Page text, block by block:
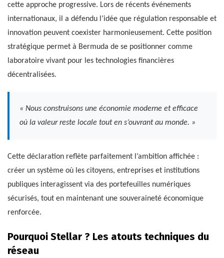
cette approche progressive. Lors de récents événements
internationaux, il a défendu l’idée que régulation responsable et
innovation peuvent coexister harmonieusement. Cette position
stratégique permet à Bermuda de se positionner comme
laboratoire vivant pour les technologies financières
décentralisées.
« Nous construisons une économie moderne et efficace
où la valeur reste locale tout en s’ouvrant au monde. »
Cette déclaration reflète parfaitement l’ambition affichée :
créer un système où les citoyens, entreprises et institutions
publiques interagissent via des portefeuilles numériques
sécurisés, tout en maintenant une souveraineté économique
renforcée.
Pourquoi Stellar ? Les atouts techniques du
réseau